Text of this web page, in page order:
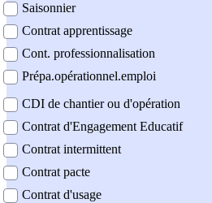
Saisonnier
Contrat apprentissage
Cont. professionnalisation
Prépa.opérationnel.emploi
CDI de chantier ou d'opération
Contrat d'Engagement Educatif
Contrat intermittent
Contrat pacte
Contrat d'usage